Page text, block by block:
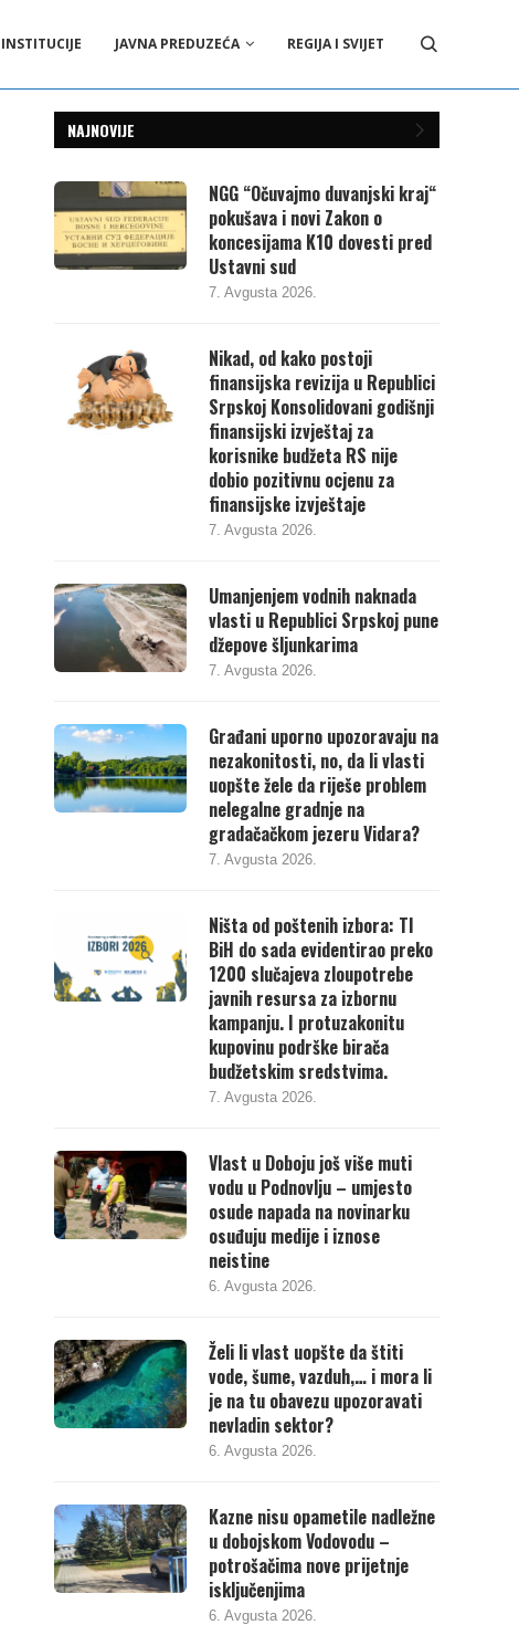
INSTITUCIJE JAVNA PREDUZEĆA REGIJA I SVIJET
NAJNOVIJE
NGG “Očuvajmo duvanjski kraj“
pokušava i novi Zakon o
koncesijama K10 dovesti pred
Ustavni sud
7. Avgusta 2026.
Nikad, od kako postoji
finansijska revizija u Republici
Srpskoj Konsolidovani godišnji
finansijski izvještaj za
korisnike budžeta RS nije
dobio pozitivnu ocjenu za
finansijske izvještaje
7. Avgusta 2026.
Umanjenjem vodnih naknada
vlasti u Republici Srpskoj pune
džepove šljunkarima
7. Avgusta 2026.
Građani uporno upozoravaju na
nezakonitosti, no, da li vlasti
uopšte žele da riješe problem
nelegalne gradnje na
gradačačkom jezeru Vidara?
7. Avgusta 2026.
Ništa od poštenih izbora: TI
BiH do sada evidentirao preko
1200 slučajeva zloupotrebe
javnih resursa za izbornu
kampanju. I protuzakonitu
kupovinu podrške birača
budžetskim sredstvima.
7. Avgusta 2026.
Vlast u Doboju još više muti
vodu u Podnovlju – umjesto
osude napada na novinarku
osuđuju medije i iznose
neistine
6. Avgusta 2026.
Želi li vlast uopšte da štiti
vode, šume, vazduh,… i mora li
je na tu obavezu upozoravati
nevladin sektor?
6. Avgusta 2026.
Kazne nisu opametile nadležne
u dobojskom Vodovodu –
potrošačima nove prijetnje
isključenjima
6. Avgusta 2026.